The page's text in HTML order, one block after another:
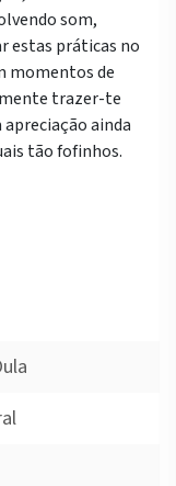
som,
estas práticas no
momentos de
trazer-te
ainda
tão fofinhos.